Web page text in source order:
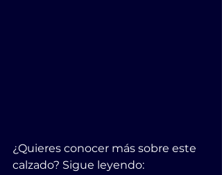
¿Quieres conocer más sobre este
calzado? Sigue leyendo: